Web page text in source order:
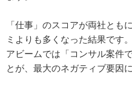
「仕事」のスコアが両社とも
ミよりも多くなった結果です。
アビームでは「コンサル案件
とが、最大のネガティブ要因